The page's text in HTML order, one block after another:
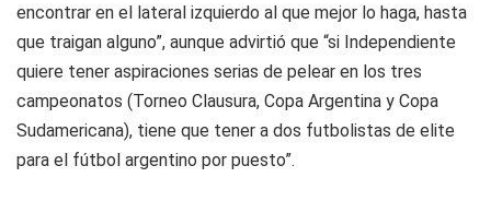
encontrar en el lateral izquierdo al que mejor lo haga, hasta
que traigan alguno”, aunque advirtió que “si Independiente
quiere tener aspiraciones serias de pelear en los tres
campeonatos (Torneo Clausura, Copa Argentina y Copa
Sudamericana), tiene que tener a dos futbolistas de elite
para el fútbol argentino por puesto”.